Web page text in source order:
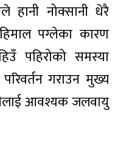
हानी नोक्सानी धेरै
पग्लेका कारण
पहिरोको समस्या
गराउन मुख्य
आवश्यक जलवायु